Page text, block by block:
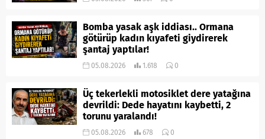
Bomba yasak aşk iddiası.. Ormana
götürüp kadın kıyafeti giydirerek
şantaj yaptılar!
05.08.2026 1.618 0
Üç tekerlekli motosiklet dere yatağına
devrildi: Dede hayatını kaybetti, 2
torunu yaralandı!
05.08.2026 678 0